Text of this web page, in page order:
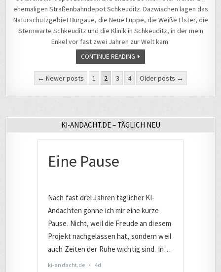
ehemaligen Straßenbahndepot Schkeuditz. Dazwischen lagen das
Naturschutzgebiet Burgaue, die Neue Luppe, die Weiße Elster, die
Sternwarte Schkeuditz und die Klinik in Schkeuditz, in der mein
Enkel vor fast zwei Jahren zur Welt kam.
CONTINUE READING
Seitennummerierung
← Newer posts 1 2 3 4 Older posts →
KI-ANDACHT.DE – TÄGLICH NEU